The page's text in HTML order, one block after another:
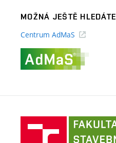
MOŽNÁ JEŠTĚ HLEDÁTE
Centrum AdMaS